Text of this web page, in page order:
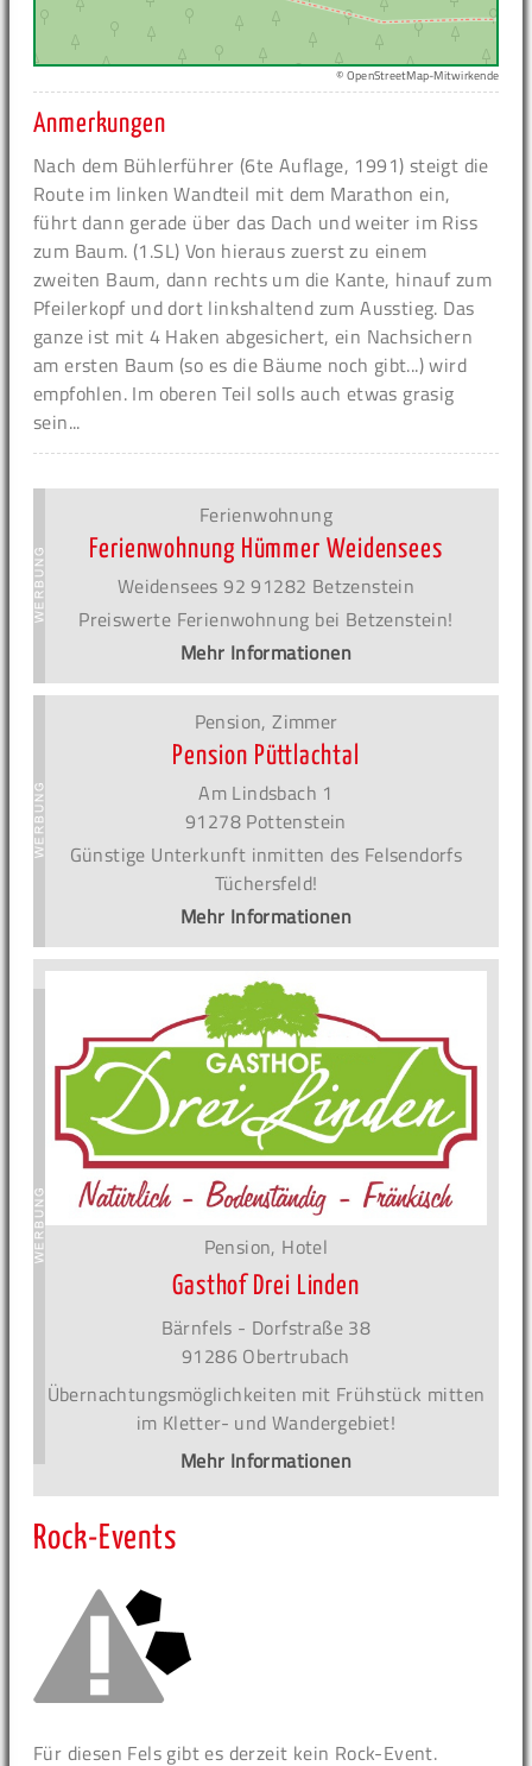
© OpenStreetMap-Mitwirkende
Anmerkungen
Nach dem Bühlerführer (6te Auflage, 1991) steigt die
Route im linken Wandteil mit dem Marathon ein,
führt dann gerade über das Dach und weiter im Riss
zum Baum. (1.SL) Von hieraus zuerst zu einem
zweiten Baum, dann rechts um die Kante, hinauf zum
Pfeilerkopf und dort linkshaltend zum Ausstieg. Das
ganze ist mit 4 Haken abgesichert, ein Nachsichern
am ersten Baum (so es die Bäume noch gibt...) wird
empfohlen. Im oberen Teil solls auch etwas grasig
sein...
Ferienwohnung
Ferienwohnung Hümmer Weidensees
Weidensees 92 91282 Betzenstein
Preiswerte Ferienwohnung bei Betzenstein!
Mehr Informationen
Pension, Zimmer
Pension Püttlachtal
Am Lindsbach 1
91278 Pottenstein
Günstige Unterkunft inmitten des Felsendorfs
Tüchersfeld!
Mehr Informationen
Pension, Hotel
Gasthof Drei Linden
Bärnfels - Dorfstraße 38
91286 Obertrubach
Übernachtungsmöglichkeiten mit Frühstück mitten
im Kletter- und Wandergebiet!
Mehr Informationen
Rock-Events
Für diesen Fels gibt es derzeit kein Rock-Event.